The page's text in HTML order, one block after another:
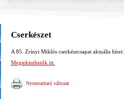
Cserkészet
A 85. Zrínyi Miklós cserkészcsapat aktuális hírei:
Megtekinthetők itt.
Nyomtatható változat